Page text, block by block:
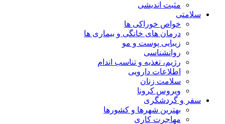
مثبت اندیشی
سلامتی
خواص خوراکی ها
درمان های خانگی و بیماری ها
زیبایی پوست و مو
روانشناسی
رژیم، تغذیه و تناسب اندام
اطلاعات دارویی
سلامت زنان
ویروس کرونا
سفر و گردشگری
بهترین شهرها و کشورها
مهاجرت کاری